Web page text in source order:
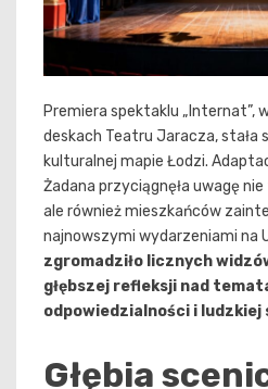
Premiera spektaklu „Internat”,
deskach Teatru Jaracza, stała
kulturalnej mapie Łodzi.
Żadana przyciągnęła uwagę
ale również mieszkańców
najnowszymi wydarzeniami na
zgromadziło licznych
głębszej refleksji nad
odpowiedzialności i ludzkiej
Głębia